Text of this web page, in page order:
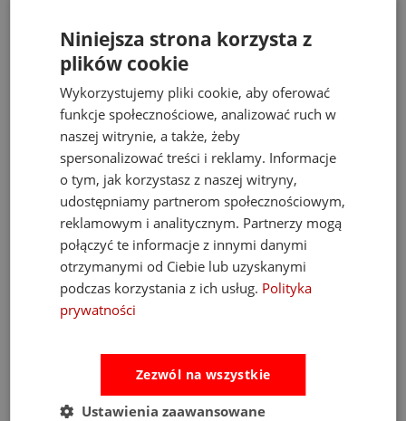
do koszyka
Opinie Pytania i odpowiedzi
Ocena sklepu
4.93
Opinie, z których została wyliczona
średnia, są wystawione przez
zweryfikowanych klientów, którzy dokonali
zakupu w sklepie.
Niniejsza strona korzysta z
plików cookie
Wykorzystujemy pliki cookie, aby oferować
funkcje społecznościowe, analizować ruch w
naszej witrynie, a także, żeby
spersonalizować treści i reklamy. Informacje
o tym, jak korzystasz z naszej witryny,
udostępniamy partnerom społecznościowym,
reklamowym i analitycznym. Partnerzy mogą
połączyć te informacje z innymi danymi
otrzymanymi od Ciebie lub uzyskanymi
podczas korzystania z ich usług. Polityka
prywatności
Zezwól na wszystkie
Ustawienia zaawansowane